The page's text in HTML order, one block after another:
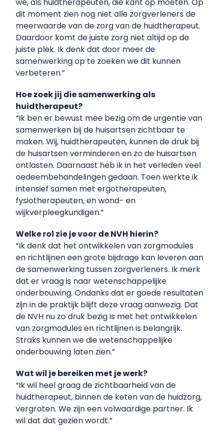
dit moment zien nog niet alle zorgverleners de
meerwaarde van de zorg van de huidtherapeut.
Daardoor komt de juiste zorg niet altijd op de
juiste plek. Ik denk dat door meer de
samenwerking op te zoeken we dit kunnen
verbeteren.”
Hoe zoek jij die samenwerking als
huidtherapeut?
“Ik ben er bewust mee bezig om de urgentie van
samenwerken bij de huisartsen zichtbaar te
maken. Wij, huidtherapeuten, kunnen de druk bij
de huisartsen verminderen en zo de huisartsen
ontlasten. Daarnaast heb ik in het verleden veel
oedeembehandelingen gedaan. Toen werkte ik
intensief samen met ergotherapeuten,
fysiotherapeuten, en wond- en
wijkverpleegkundigen.”
Welke rol zie je voor de NVH hierin?
“Ik denk dat het ontwikkelen van zorgmodules
en richtlijnen een grote bijdrage kan leveren aan
de samenwerking tussen zorgverleners. Ik merk
dat er vraag is naar wetenschappelijke
onderbouwing. Ondanks dat er goede resultaten
zijn in de praktijk blijft deze vraag aanwezig. Dat
de NVH nu zo druk bezig is met het ontwikkelen
van zorgmodules en richtlijnen is belangrijk.
Straks kunnen we die wetenschappelijke
onderbouwing laten zien.”
Wat wil je bereiken met je werk?
“Ik wil heel graag de zichtbaarheid van de
huidtherapeut, binnen de keten van de huidzorg,
vergroten. We zijn een volwaardige partner. Ik
wil dat dat gezien wordt.”